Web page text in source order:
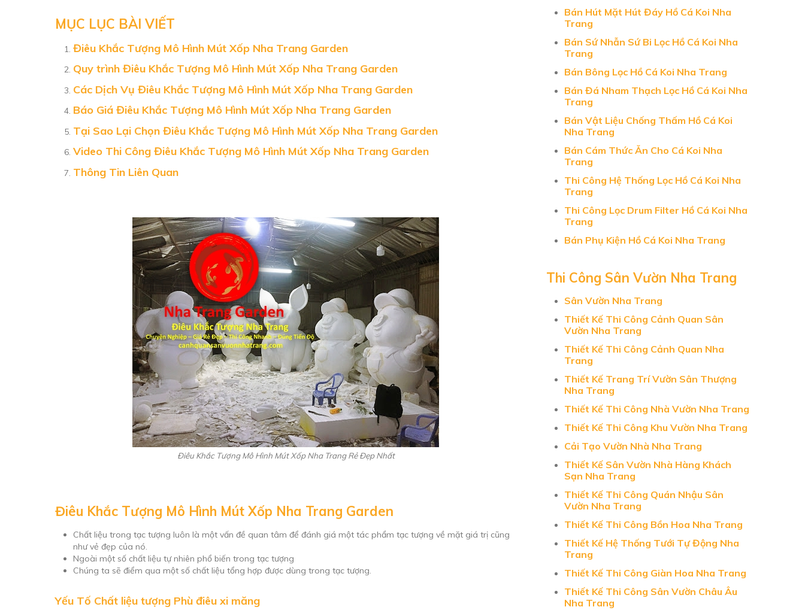
MỤC LỤC BÀI VIẾT
Điêu Khắc Tượng Mô Hình Mút Xốp Nha Trang Garden
Quy trình Điêu Khắc Tượng Mô Hình Mút Xốp Nha Trang Garden
Các Dịch Vụ Điêu Khắc Tượng Mô Hình Mút Xốp Nha Trang Garden
Báo Giá Điêu Khắc Tượng Mô Hình Mút Xốp Nha Trang Garden
Tại Sao Lại Chọn Điêu Khắc Tượng Mô Hình Mút Xốp Nha Trang Garden
Video Thi Công Điêu Khắc Tượng Mô Hình Mút Xốp Nha Trang Garden
Thông Tin Liên Quan
Điêu Khắc Tượng Mô Hình Mút Xốp Nha Trang Rẻ Đẹp Nhất
Điêu Khắc Tượng Mô Hình Mút Xốp Nha Trang Garden
Chất liệu trong tạc tượng luôn là một vấn đề quan tâm để đánh giá một tác phẩm tạc tượng về mặt giá trị cũng
như vẻ đẹp của nó.
Ngoài một số chất liệu tự nhiên phổ biến trong tạc tượng
Chúng ta sẽ điểm qua một số chất liệu tổng hợp được dùng trong tạc tượng.
Yếu Tố Chất liệu tượng Phù điêu xi măng
Bán Hút Mặt Hút Đáy Hồ Cá Koi Nha
Trang
Bán Sứ Nhẫn Sứ Bi Lọc Hồ Cá Koi Nha
Trang
Bán Bông Lọc Hồ Cá Koi Nha Trang
Bán Đá Nham Thạch Lọc Hồ Cá Koi Nha
Trang
Bán Vật Liệu Chống Thấm Hồ Cá Koi
Nha Trang
Bán Cám Thức Ăn Cho Cá Koi Nha
Trang
Thi Công Hệ Thống Lọc Hồ Cá Koi Nha
Trang
Thi Công Lọc Drum Filter Hồ Cá Koi Nha
Trang
Bán Phụ Kiện Hồ Cá Koi Nha Trang
Thi Công Sân Vườn Nha Trang
Sân Vườn Nha Trang
Thiết Kế Thi Công Cảnh Quan Sân
Vườn Nha Trang
Thiết Kế Thi Công Cảnh Quan Nha
Trang
Thiết Kế Trang Trí Vườn Sân Thượng
Nha Trang
Thiết Kế Thi Công Nhà Vườn Nha Trang
Thiết Kế Thi Công Khu Vườn Nha Trang
Cải Tạo Vườn Nhà Nha Trang
Thiết Kế Sân Vườn Nhà Hàng Khách
Sạn Nha Trang
Thiết Kế Thi Công Quán Nhậu Sân
Vườn Nha Trang
Thiết Kế Thi Công Bồn Hoa Nha Trang
Thiết Kế Hệ Thống Tưới Tự Động Nha
Trang
Thiết Kế Thi Công Giàn Hoa Nha Trang
Thiết Kế Thi Công Sân Vườn Châu Âu
Nha Trang